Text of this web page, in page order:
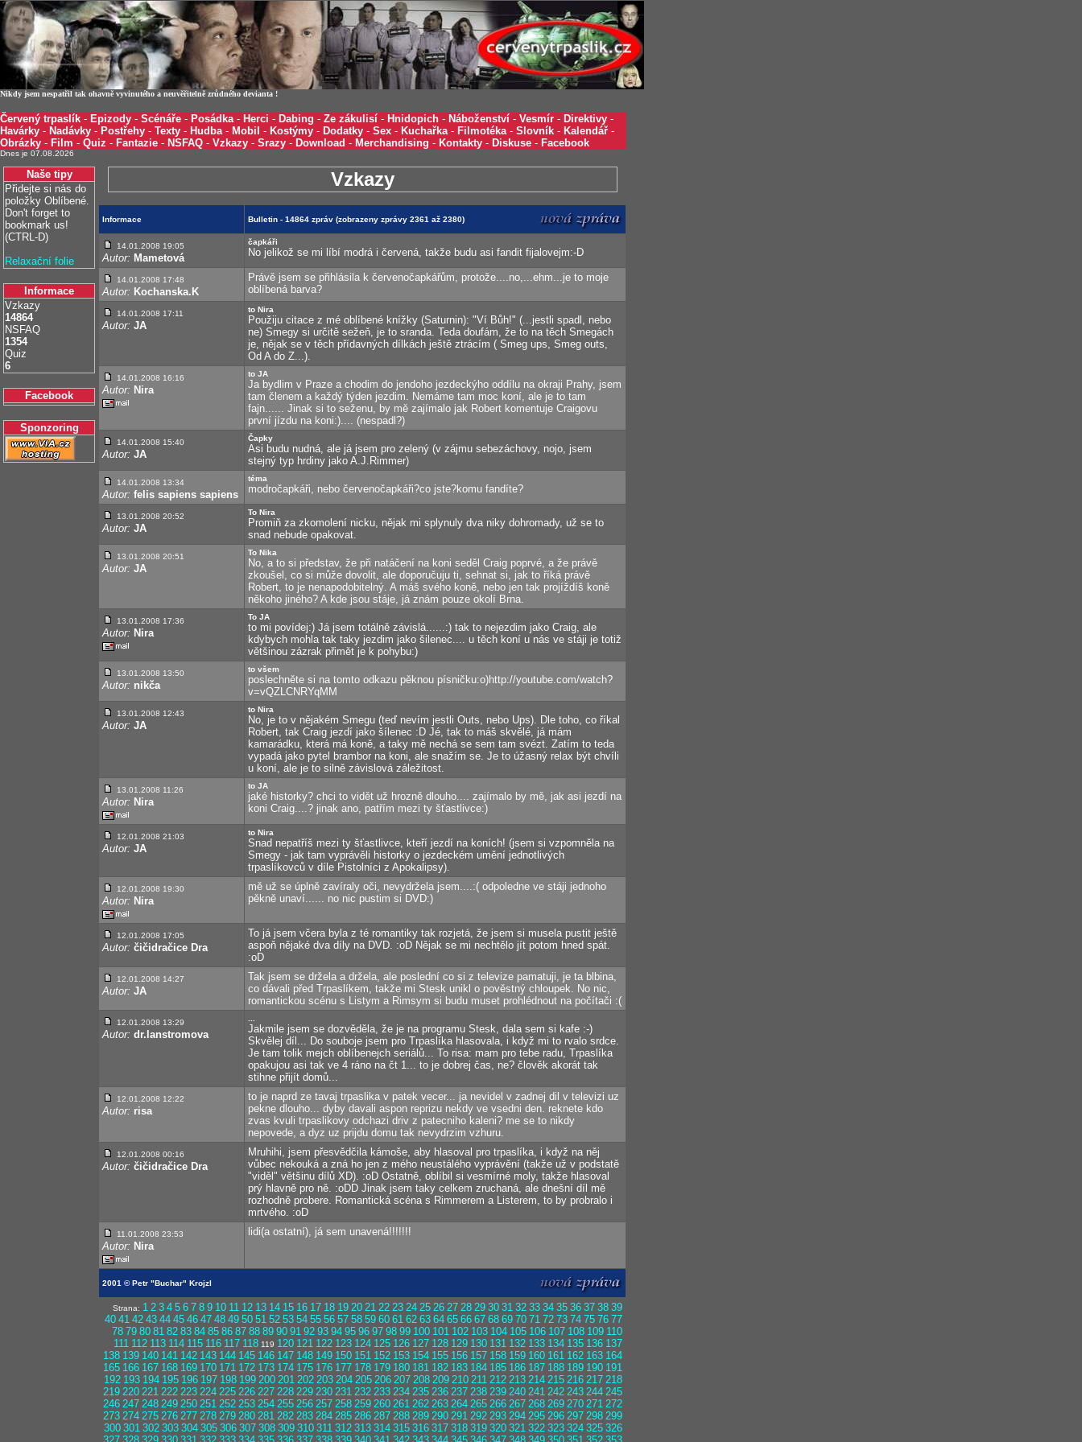
Nikdy jsem nespatřil tak ohavně vyvinutého a neuvěřitelně zrůdného devianta !
Červený trpaslík - Epizody - Scénáře - Posádka- Herci - Dabing - Ze zákulisí - Hnidopich - Náboženství - Vesmír - Direktivy -
Havárky - Nadávky - Postřehy - Texty - Hudba- Mobil - Kostýmy - Dodatky - Sex - Kuchařka- Filmotéka- Slovník - Kalendář -
Obrázky - Film - Quiz - Fantazie - NSFAQ - Vzkazy - Srazy - Download - Merchandising - Kontakty - Diskuse - Facebook
Dnes je 07.08.2026
Naše tipy
Přidejte si nás do
položky Oblíbené.
Don't forget to
bookmark us!
(CTRL-D)
Relaxační folie
Informace
Vzkazy
14864
NSFAQ
1354
Quiz
6
Facebook
Sponzoring
Vzkazy
Informace Bulletin - 14864 zpráv (zobrazeny zprávy 2361 až 2380)
14.01.2008 19:05
Autor: Mametová
čapkáři
No jelikož se mi líbí modrá i červená, takže budu asi fandit fijalovejm:-D
14.01.2008 17:48
Autor: Kochanska.K
Právě jsem se přihlásila k červenočapkářům, protože....no,...ehm...je to moje
oblíbená barva?
14.01.2008 17:11
Autor: JA
to Nira
Použiju citace z mé oblíbené knížky (Saturnin): "Ví Bůh!" (...jestli spadl, nebo
ne) Smegy si určitě sežeň, je to sranda. Teda doufám, že to na těch Smegách
je, nějak se v těch přídavných dílkách ještě ztrácím ( Smeg ups, Smeg outs,
Od A do Z...).
14.01.2008 16:16
Autor: Nira
to JA
Ja bydlim v Praze a chodim do jendoho jezdeckýho oddílu na okraji Prahy, jsem
tam členem a každý týden jezdim. Nemáme tam moc koní, ale je to tam
fajn...... Jinak si to seženu, by mě zajímalo jak Robert komentuje Craigovu
první jízdu na koni:).... (nespadl?)
14.01.2008 15:40
Autor: JA
Čapky
Asi budu nudná, ale já jsem pro zelený (v zájmu sebezáchovy, nojo, jsem
stejný typ hrdiny jako A.J.Rimmer)
14.01.2008 13:34
Autor: felis sapiens sapiens
téma
modročapkáři, nebo červenočapkáři?co jste?komu fandíte?
13.01.2008 20:52
Autor: JA
To Nira
Promiň za zkomolení nicku, nějak mi splynuly dva niky dohromady, už se to
snad nebude opakovat.
13.01.2008 20:51
Autor: JA
To Nika
No, a to si představ, že při natáčení na koni seděl Craig poprvé, a že právě
zkoušel, co si může dovolit, ale doporučuju ti, sehnat si, jak to říká právě
Robert, to je nenapodobitelný. A máš svého koně, nebo jen tak projíždíš koně
někoho jiného? A kde jsou stáje, já znám pouze okolí Brna.
13.01.2008 17:36
Autor: Nira
To JA
to mi povídej:) Já jsem totálně závislá......:) tak to nejezdim jako Craig, ale
kdybych mohla tak taky jezdim jako šilenec.... u těch koní u nás ve stáji je totiž
většinou zázrak přimět je k pohybu:)
13.01.2008 13:50
Autor: nikča
to všem
poslechněte si na tomto odkazu pěknou písničku:o)http://youtube.com/watch?
v=vQZLCNRYqMM
13.01.2008 12:43
Autor: JA
to Nira
No, je to v nějakém Smegu (teď nevím jestli Outs, nebo Ups). Dle toho, co říkal
Robert, tak Craig jezdí jako šílenec :D Jé, tak to máš skvělé, já mám
kamarádku, která má koně, a taky mě nechá se sem tam svézt. Zatím to teda
vypadá jako pytel brambor na koni, ale snažím se. Je to úžasný relax být chvíli
u koní, ale je to silně závislová záležitost.
13.01.2008 11:26
Autor: Nira
to JA
jaké historky? chci to vidět už hrozně dlouho.... zajímalo by mě, jak asi jezdí na
koni Craig....? jinak ano, patřím mezi ty šťastlivce:)
12.01.2008 21:03
Autor: JA
to Nira
Snad nepatříš mezi ty šťastlivce, kteří jezdí na koních! (jsem si vzpomněla na
Smegy - jak tam vyprávěli historky o jezdeckém umění jednotlivých
trpaslíkovců v díle Pistolníci z Apokalipsy).
12.01.2008 19:30
Autor: Nira
mě už se úplně zavíraly oči, nevydržela jsem....:( odpoledne ve stáji jednoho
pěkně unaví...... no nic pustim si DVD:)
12.01.2008 17:05
Autor: čičidračice Dra
To já jsem včera byla z té romantiky tak rozjetá, že jsem si musela pustit ještě
aspoň nějaké dva díly na DVD. :oD Nějak se mi nechtělo jít potom hned spát.
:oD
12.01.2008 14:27
Autor: JA
Tak jsem se držela a držela, ale poslední co si z televize pamatuji, je ta blbina,
co dávali před Trpaslíkem, takže mi Stesk unikl o pověstný chloupek. No nic,
romantickou scénu s Listym a Rimsym si budu muset prohlédnout na počítači :(
12.01.2008 13:29
Autor: dr.lanstromova
Jakmile jsem se dozvěděla, že je na programu Stesk, dala sem si kafe :-)
Skvělej díl... Do souboje jsem pro Trpaslíka hlasovala, i když mi to rvalo srdce.
Je tam tolik mejch oblíbenejch seriálů... To risa: mam pro tebe radu, Trpaslíka
opakujou asi tak ve 4 ráno na čt 1... to je dobrej čas, ne? člověk akorát tak
stihne přijít domů...
12.01.2008 12:22
Autor: risa
to je naprd ze tavaj trpaslika v patek vecer... ja nevidel v zadnej dil v televizi uz
pekne dlouho... dyby davali aspon reprizu nekdy ve vsedni den. reknete kdo
zvas kvuli trpaslikovy odchazi driv z patecniho kaleni? me se to nikdy
nepovede, a dyz uz prijdu domu tak nevydrzim vzhuru.
12.01.2008 00:16
Autor: čičidračice Dra
Mruhihi, jsem přesvědčila kámoše, aby hlasoval pro trpaslíka, i když na něj
vůbec nekouká a zná ho jen z mého neustálého vyprávění (takže už v podstatě
"viděl" většinu dílů XD). :oD Ostatně, oblíbil si vesmírné moly, takže hlasoval
prý hlavně pro ně. :oDD Jinak jsem taky celkem zruchaná, ale dnešní díl mě
rozhodně probere. Romantická scéna s Rimmerem a Listerem, to by probralo i
mrtvého. :oD
11.01.2008 23:53
Autor: Nira
lidi(a ostatní), já sem unavená!!!!!!!
2001 © Petr "Buchar" Krojzl
Strana: 1 2 3 4 5 6 7 8 9 10 11 12 13 14 15 16 17 18 19 20 21 22 23 24 25 26 27 28 29 30 31 32 33 34 35 36 37 38 39
40 41 42 43 44 45 46 47 48 49 50 51 52 53 54 55 56 57 58 59 60 61 62 63 64 65 66 67 68 69 70 71 72 73 74 75 76 77
78 79 80 81 82 83 84 85 86 87 88 89 90 91 92 93 94 95 96 97 98 99 100 101 102 103 104 105 106 107 108 109 110
111 112 113 114 115 116 117 118 119 120 121 122 123 124 125 126 127 128 129 130 131 132 133 134 135 136 137
138 139 140 141 142 143 144 145 146 147 148 149 150 151 152 153 154 155 156 157 158 159 160 161 162 163 164
165 166 167 168 169 170 171 172 173 174 175 176 177 178 179 180 181 182 183 184 185 186 187 188 189 190 191
192 193 194 195 196 197 198 199 200 201 202 203 204 205 206 207 208 209 210 211 212 213 214 215 216 217 218
219 220 221 222 223 224 225 226 227 228 229 230 231 232 233 234 235 236 237 238 239 240 241 242 243 244 245
246 247 248 249 250 251 252 253 254 255 256 257 258 259 260 261 262 263 264 265 266 267 268 269 270 271 272
273 274 275 276 277 278 279 280 281 282 283 284 285 286 287 288 289 290 291 292 293 294 295 296 297 298 299
300 301 302 303 304 305 306 307 308 309 310 311 312 313 314 315 316 317 318 319 320 321 322 323 324 325 326